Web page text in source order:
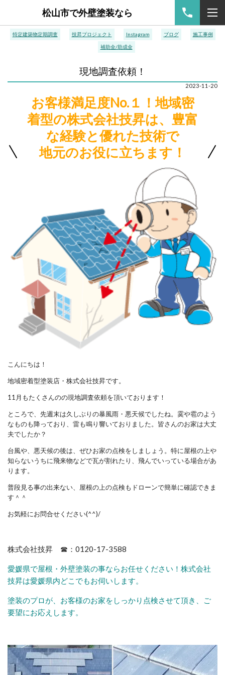
松山市で外壁塗装なら
特定建築物定期調査 技昇プロジェクト Instagram ブログ 施工事例
補助金/助成金
現地調査依頼！
2023-11-20
お客様満足度No.１！地域密
着型の株式会社技昇は、豊富
な経験と優れた技術で
地元のお役に立ちます！
こんにちは！
地域密着型塗装店・株式会社技昇です。
11月もたくさんのの現地調査依頼を頂いております！
ところで、先週末は久しぶりの暴風雨・悪天候でしたね。霙や雹のよう
なものも降っており、雷も鳴り響いておりました。皆さんのお家は大丈
夫でしたか？
台風や、悪天候の後は、ぜひお家の点検をしましょう。特に屋根の上や
知らないうちに飛来物などで瓦が割れたり、飛んでいっている場合があ
ります。
普段見る事の出来ない、屋根の上の点検もドローンで簡単に確認できま
す＾＾
お気軽にお問合せください(^^)/
株式会社技昇 ☎：0120-17-3588
愛媛県で屋根・外壁塗装の事ならお任せください！株式会社
技昇は愛媛県内どこでもお伺いします。
塗装のプロが、お客様のお家をしっかり点検させて頂き、ご
要望にお応えします。